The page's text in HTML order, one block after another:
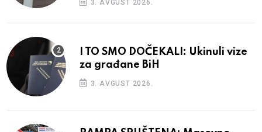
3. AVGUST 2026.
I TO SMO DOČEKALI: Ukinuli vize
za građane BiH
3. AVGUST 2026.